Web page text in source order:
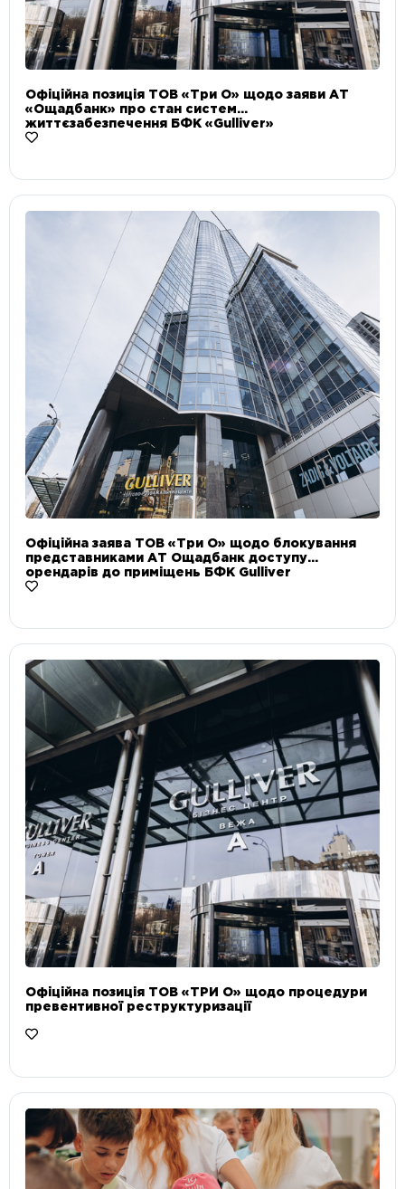
Офіційна позиція ТОВ «Три О» щодо заяви АТ
«Ощадбанк» про стан систем
життєзабезпечення БФК «Gulliver»
Офіційна заява ТОВ «Три О» щодо блокування
представниками АТ Ощадбанк доступу
орендарів до приміщень БФК Gulliver
Офіційна позиція ТОВ «ТРИ О» щодо процедури
превентивної реструктуризації